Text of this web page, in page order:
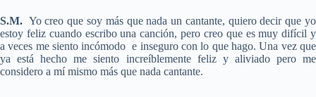
S.M. Yo creo que soy más que nada un cantante, quiero decir que yo
estoy feliz cuando escribo una canción, pero creo que es muy difícil y
a veces me siento incómodo e inseguro con lo que hago. Una vez que
ya está hecho me siento increíblemente feliz y aliviado pero me
considero a mí mismo más que nada cantante.